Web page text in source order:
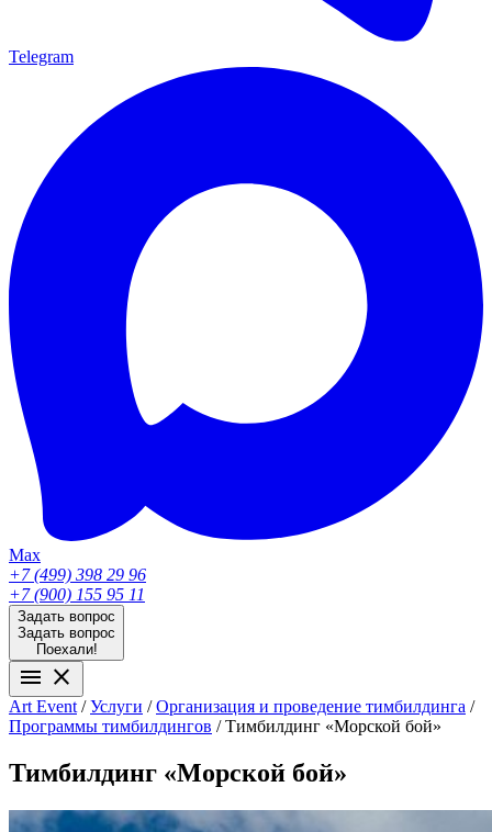
Telegram
Max
+7 (499) 398 29 96
+7 (900) 155 95 11
Задать вопрос
Задать вопрос
Поехали!
menu close
Аrt Event /Услуги /Организация и проведение тимбилдинга /
Программы тимбилдингов /Тимбилдинг «Морской бой»
Тимбилдинг «Морской бой»